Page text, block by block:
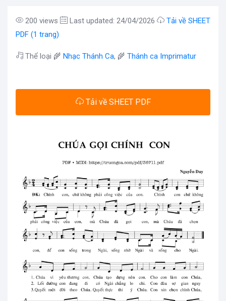
200 views Last updated: 24/04/2026
Tải về SHEET
PDF (1 trang)
Thể loại 🌾 Nhạc Thánh Ca, 🌾 Thánh ca Imprimatur
Tải về SHEET PDF